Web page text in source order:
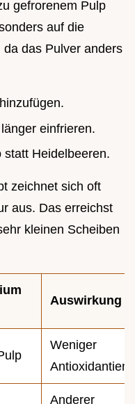
gefrorenem Pulp
auf die
das Pulver anders
einfrieren.
Heidelbeeren.
zeichnet sich oft
aus. Das erreichst
kleinen Scheiben
Auswirkung
Weniger
Antioxidantien
Anderer